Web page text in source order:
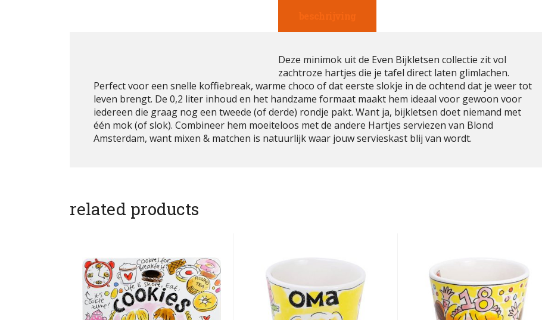
Deze minimok uit de Even Bijkletsen collectie zit vol
zachtroze hartjes die je tafel direct laten glimlachen.
Perfect voor een snelle koffiebreak, warme choco of dat eerste slokje in de ochtend dat je weer tot
leven brengt. De 0,2 liter inhoud en het handzame formaat maakt hem ideaal voor gewoon voor
iedereen die graag nog een tweede (of derde) rondje pakt. Want ja, bijkletsen doet niemand met
één mok (of slok). Combineer hem moeiteloos met de andere Hartjes serviezen van Blond
Amsterdam, want mixen & matchen is natuurlijk waar jouw servieskast blij van wordt.
related products